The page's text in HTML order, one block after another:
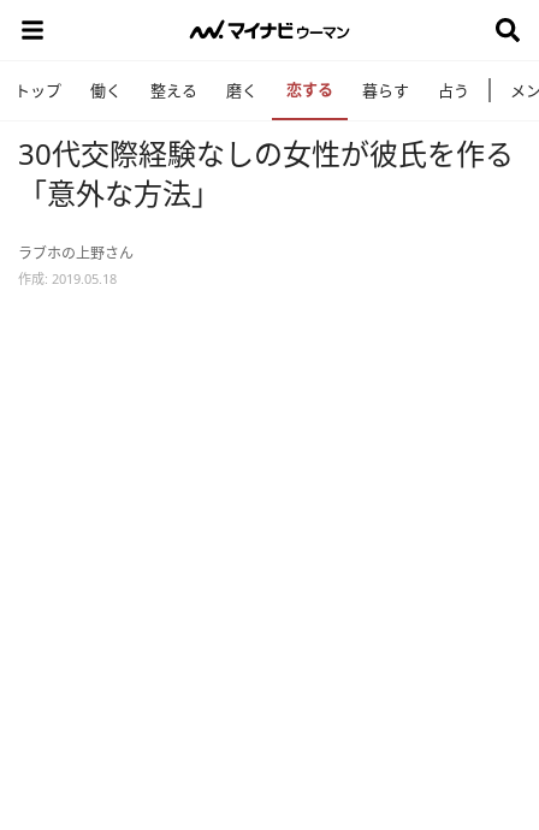
トップ 働く 整える 磨く 恋する 暮らす 占う メ
30代交際経験なしの女性が彼氏を作る
「意外な方法」
ラブホの上野さん
作成: 2019.05.18